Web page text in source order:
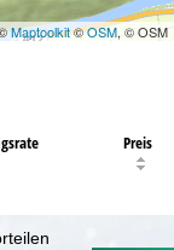
Maptoolkit©OSM, © OSM
Preis